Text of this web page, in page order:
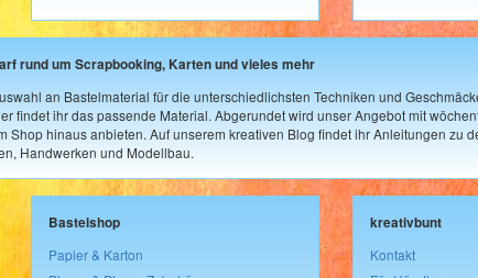
rund um Scrapbooking, Karten und vieles mehr
an Bastelmaterial für die unterschiedlichsten Techniken und
findet ihr das passende Material. Abgerundet wird unser Angebot mit
Shop hinaus anbieten. Auf unserem kreativen Blog findet ihr Anleitungen zu
Handwerken und Modellbau.
Bastelshop
Papier & Karton
kreativbunt
Kontakt